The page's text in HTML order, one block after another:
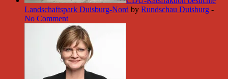
Landschaftspark Duisburg-Nord by Rundschau Duisburg -
No Comment